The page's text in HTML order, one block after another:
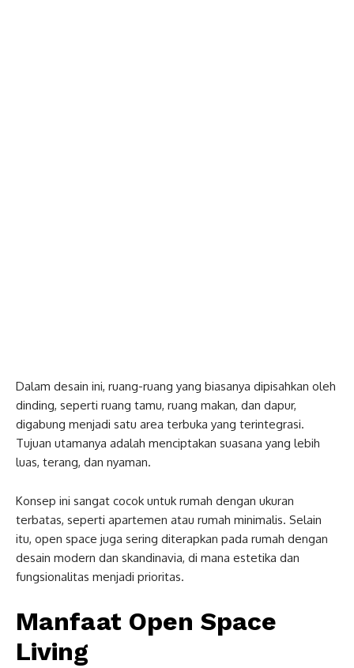
Dalam desain ini, ruang-ruang yang biasanya dipisahkan oleh
dinding, seperti ruang tamu, ruang makan, dan dapur,
digabung menjadi satu area terbuka yang terintegrasi.
Tujuan utamanya adalah menciptakan suasana yang lebih
luas, terang, dan nyaman.
Konsep ini sangat cocok untuk rumah dengan ukuran
terbatas, seperti apartemen atau rumah minimalis. Selain
itu, open space juga sering diterapkan pada rumah dengan
desain modern dan skandinavia, di mana estetika dan
fungsionalitas menjadi prioritas.
Manfaat Open Space
Living